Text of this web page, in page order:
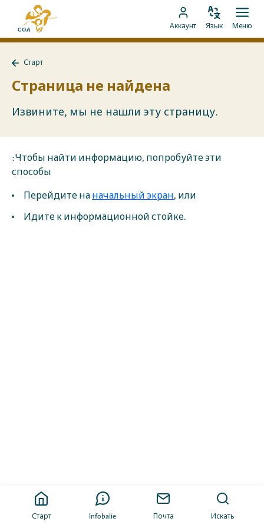
Перейти
контенту
главную
страницу
Перейти
к
Аккаунт
Изменить
Язык Меню
Старт Infobalie Почта Искать
Назад
Старт
Старт
Страница не найдена
Извините, мы не нашли эту страницу.
:Чтобы найти информацию, попробуйте эти
способы
Перейдите на начальный экран, или
Идите к информационной стойке.